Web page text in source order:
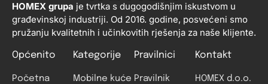
HOMEX grupa je tvrtka s dugogodišnjim iskustvom u
građevinskoj industriji. Od 2016. godine, posvećeni smo
pružanju kvalitetnih i učinkovitih rješenja za naše klijente.
Općenito
Početna
Kategorije
Mobilne kuće
Pravilnici
Pravilnik
Kontakt
HOMEX d.o.o.